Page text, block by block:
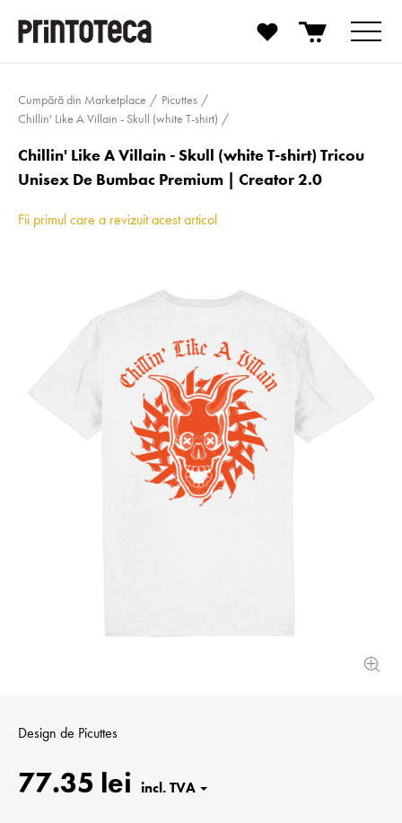
Cumpără din Marketplace
Picuttes
Chillin' Like A Villain - Skull (white T-shirt)
Chillin' Like A Villain - Skull (white T-shirt) Tricou
Unisex De Bumbac Premium | Creator 2.0
Fii primul care a revizuit acest articol
Design de Picuttes
77.35 lei